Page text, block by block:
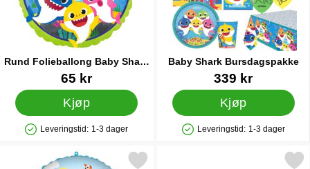
Rund Folieballong Baby Shark
Party
Varenummer 29632
65 kr
Kjøp
Produkttilgjengelighet: På lager
Leveringstid: 1-3 dager
Baby Shark Bursdagspakke
Varenummer 38359
339 kr
Kjøp
Produkttilgjengelighet: På lager
Leveringstid: 1-3 dager
Merk baby Shark Bursdag Folieballong som favoritt
Merk baby Shark Bursdag